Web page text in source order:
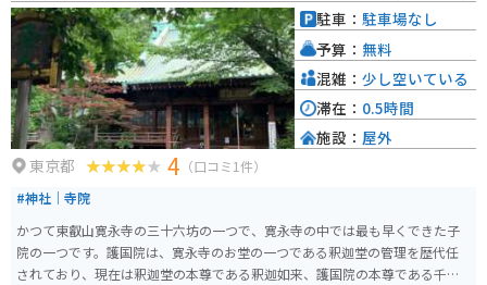
東京都 4 （口コミ1件）
#神社｜寺院
かつて東叡山寛永寺の三十六坊の一つで、寛永寺の中では最も早くできた子
院の一つです。護国院は、寛永寺のお堂の一つである釈迦堂の管理を歴代任
されており、現在は釈迦堂の本尊である釈迦如来、護国院の本尊である千手
駐車： 駐車場なし
予算： 無料
混雑： 少し空いている
滞在： 0.5時間
施設： 屋外